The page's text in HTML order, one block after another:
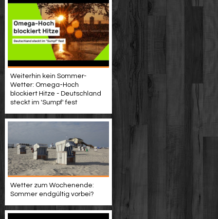
Weiterhin kein Sommer-
Wetter: Omega-Hoch
blockiert Hitze - Deutschland
steckt im 'Sumpf' fest
Wetter zum Wochenende:
Sommer endgültig vorbei?